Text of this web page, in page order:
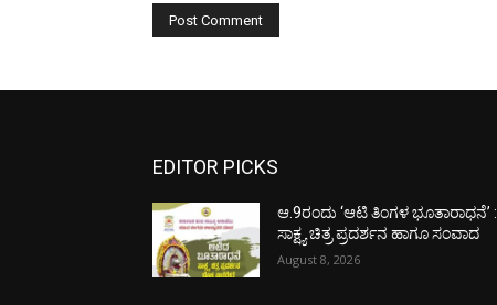
EDITOR PICKS
ಆ.9ರಂದು ‘ಆಟಿ ತಿಂಗಳ ಭೂತಾರಾಧನೆ’ :
ಸಾಕ್ಷ್ಯ ಚಿತ್ರ ಪ್ರದರ್ಶನ ಹಾಗೂ ಸಂವಾದ
August 8, 2026